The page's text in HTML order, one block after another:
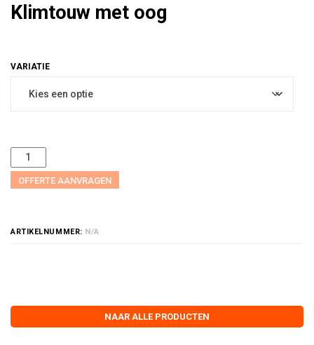
NAAR ALLE PRODUCTEN
Klimtouw met oog
OFFERTE AANVRAGEN
ARTIKELNUMMER: N/A